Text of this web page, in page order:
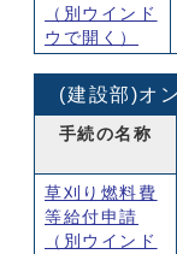
（別ウインド
ウで開く）
(建設部)オ
手続の名称
草刈り燃料費
等給付申請
（別ウインド